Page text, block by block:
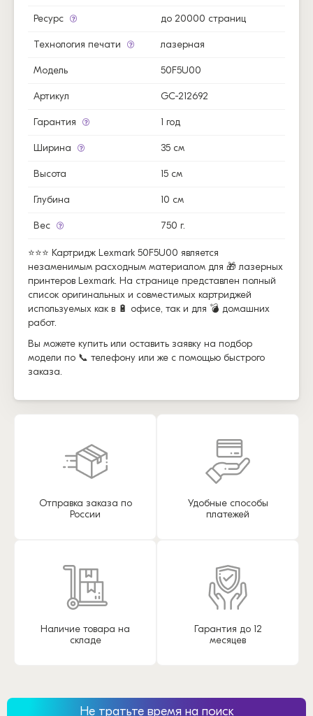
Ресурс до 20000 страниц
Технология печати лазерная
Модель 50F5U00
Артикул GC-212692
Гарантия 1 год
Ширина 35 см
Высота 15 см
Глубина 10 см
Вес 750 г.
⭐⭐⭐ Картридж Lexmark 50F5U00 является
незаменимым расходным материалом для 🎁 лазерных
принтеров Lexmark. На странице представлен полный
список оригинальных и совместимых картриджей
используемых как в 🔋 офисе, так и для 💣 домашних
работ.
Вы можете купить или оставить заявку на подбор
модели по 📞 телефону или же с помощью быстрого
заказа.
Отправка заказа по
России
Удобные способы
платежей
Наличие товара на
складе
Гарантия до 12
месяцев
Не тратьте время на поиск